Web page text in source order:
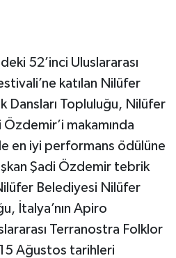
52’inci Uluslararası
katılan Nilüfer
Dansları Topluluğu, Nilüfer
Özdemir’i makamında
en iyi performans ödülüne
Şadi Özdemir tebrik
Belediyesi Nilüfer
İtalya’nın Apiro
Terranostra Folklor
15 Ağustos tarihleri